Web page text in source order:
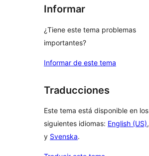
Informar
¿Tiene este tema problemas
importantes?
Informar de este tema
Traducciones
Este tema está disponible en los
siguientes idiomas: English (US),
y Svenska.